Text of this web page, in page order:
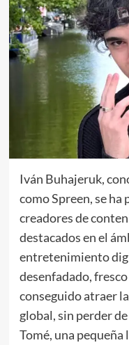
Iván Buhajeruk,
comoSpreen, se ha
creadores de
destacados en el
entretenimiento
desenfadado,
conseguido atraer
global, sin perder
Tomé, una